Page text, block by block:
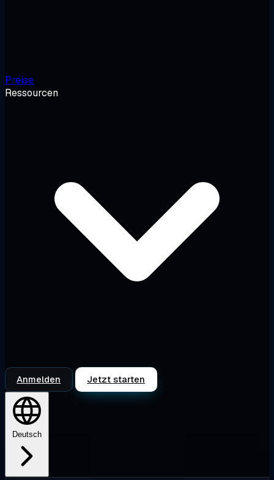
Preise
Ressourcen
Anmelden Jetzt starten
Deutsch